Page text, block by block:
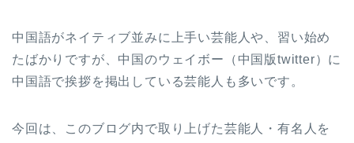
中国語がネイティブ並みに上手い芸能人や、習い始め
たばかりですが、中国のウェイボー（中国版twitter）に
中国語で挨拶を掲出している芸能人も多いです。
今回は、このブログ内で取り上げた芸能人・有名人を